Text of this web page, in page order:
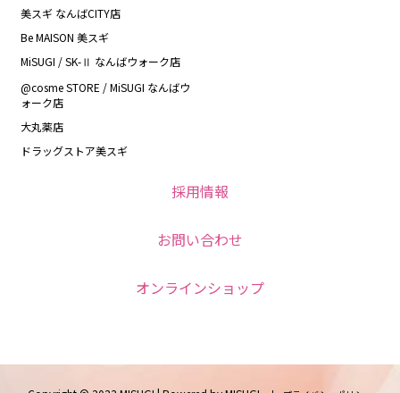
美スギ なんばCITY店
Be MAISON 美スギ
MiSUGI / SK-Ⅱ なんばウォーク店
@cosme STORE / MiSUGI なんばウ
ォーク店
大丸薬店
ドラッグストア美スギ
採用情報
お問い合わせ
オンラインショップ